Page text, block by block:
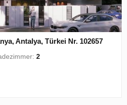
Antalya, Türkei Nr. 102657
2